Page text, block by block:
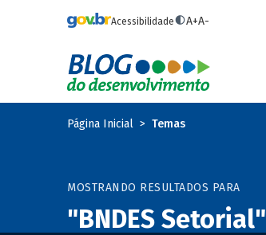
Acessibilidade A+A-
Página Inicial Temas
MOSTRANDO RESULTADOS PARA
"BNDES Setorial"